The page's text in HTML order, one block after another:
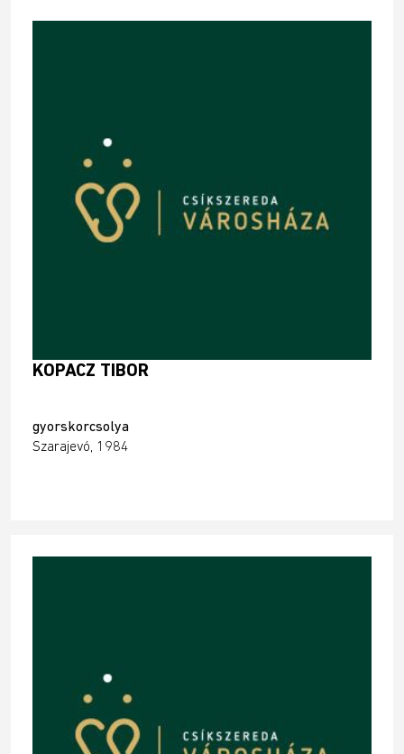
KOPACZ TIBOR
gyorskorcsolya
Szarajevó, 1984